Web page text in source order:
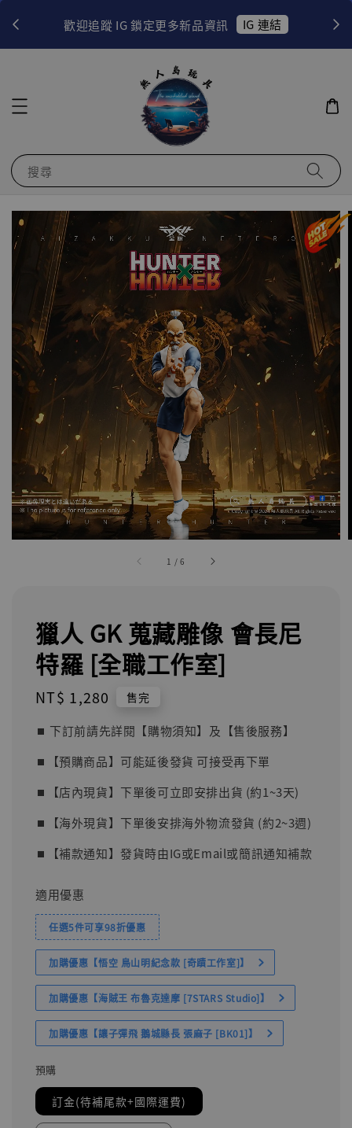
歡迎追蹤 IG 鎖定更多新品資訊 IG 連結
搜尋
1 /6
獵人 GK 蒐藏雕像 會長尼
特羅 [全職工作室]
Regular
NT$ 1,280 售完
⏹︎ 下訂前請先詳閱【購物須知】及【售後服務】
⏹︎【預購商品】可能延後發貨 可接受再下單
⏹︎【店內現貨】下單後可立即安排出貨 (約1~3天)
⏹︎【海外現貨】下單後安排海外物流發貨 (約2~3週)
⏹︎【補款通知】發貨時由IG或Email或簡訊通知補款
適用優惠
任選5件可享98折優惠
加購優惠【悟空 鳥山明紀念款 [奇蹟工作室]】
加購優惠【海賊王 布魯克達摩 [7STARS Studio]】
加購優惠【讓子彈飛 鵝城縣長 張麻子 [BK01]】
預購
訂金(待補尾款+國際運費)